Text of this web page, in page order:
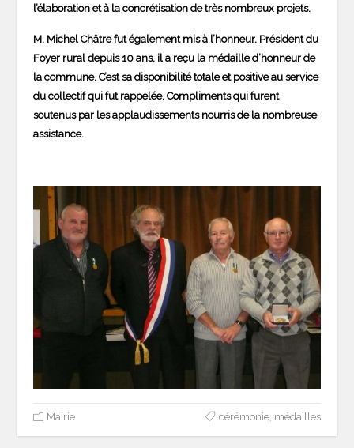
l’élaboration et à la concrétisation de très nombreux projets.
M. Michel Châtre fut également mis à l’honneur. Président du
Foyer rural depuis 10 ans, il a reçu la médaille d’honneur de
la commune. C’est sa disponibilité totale et positive au service
du collectif qui fut rappelée. Compliments qui furent
soutenus par les applaudissements nourris de la nombreuse
assistance.
Mairie cérémonie, médailles